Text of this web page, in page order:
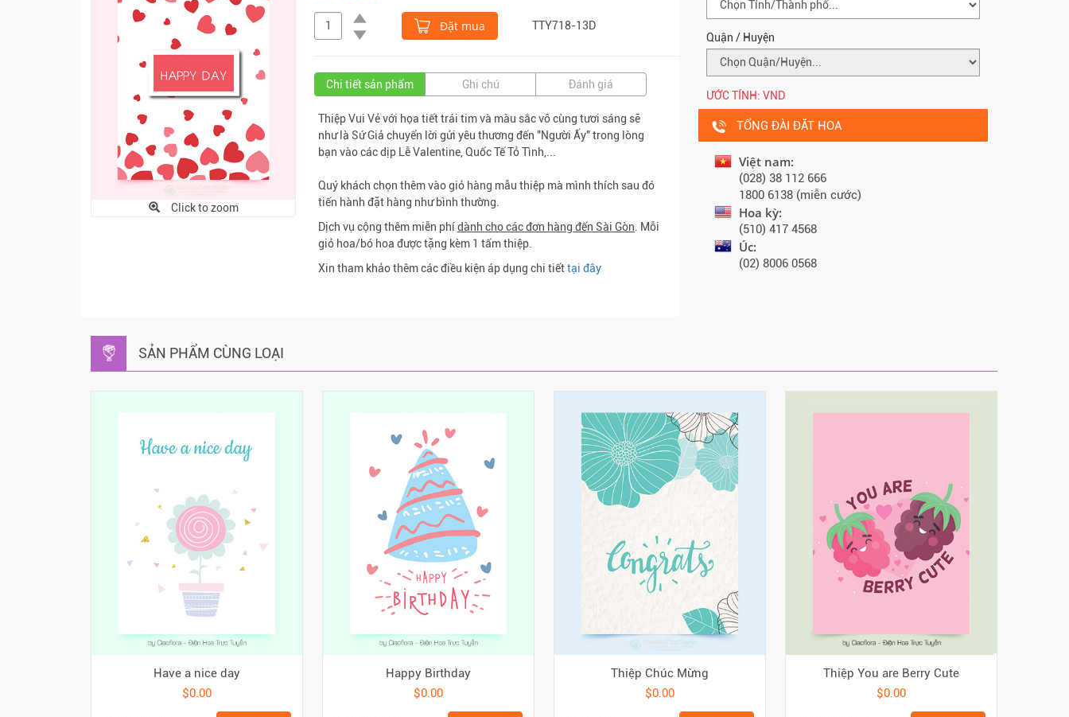
Click to zoom
Đặt mua TTY718-13D
Chi tiết sản phẩm Ghi chú Đánh giá
Thiệp Vui Vẻ với họa tiết trái tim và màu sắc vô cùng tươi sáng sẽ
như là Sứ Giả chuyển lời gửi yêu thương đến "Người Ấy" trong lòng
bạn vào các dịp Lễ Valentine, Quốc Tế Tỏ Tình,...
Quý khách chọn thêm vào giỏ hàng mẫu thiệp mà mình thích sau đó
tiến hành đặt hàng như bình thường.
Dịch vụ cộng thêm miễn phídành cho các đơn hàng đến Sài Gòn . Mỗi
giỏ hoa/bó hoa được tặng kèm 1 tấm thiệp.
Xin tham khảo thêm các điều kiện áp dụng chi tiếttại đây
Quận / Huyện
ƯỚC TÍNH: VND
TỔNG ĐÀI ĐẶT HOA
Việt nam:
(028) 38 112 666
1800 6138 (miễn cước)
Hoa kỳ:
(510) 417 4568
Úc:
(02) 8006 0568
SẢN PHẨM CÙNG LOẠI
Have a nice day
$0.00
Happy Birthday
$0.00
Thiệp Chúc Mừng
$0.00
Thiệp You are Berry Cute
$0.00